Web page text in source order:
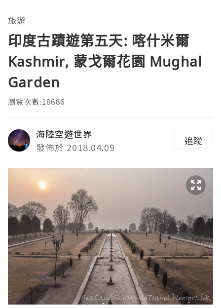
旅遊
印度古蹟遊第五天: 喀什米爾
Kashmir, 蒙戈爾花園 Mughal
Garden
瀏覽次數:18686
海陸空遊世界
發佈於 2018.04.09
追蹤